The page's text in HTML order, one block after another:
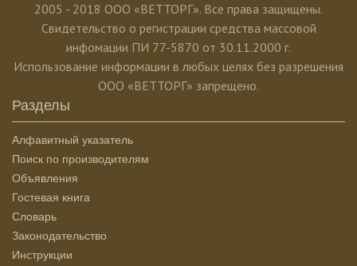
2005 - 2018 ООО «ВЕТТОРГ». Все права защищены.
Свидетельство о регистрации средства массовой
инфомации ПИ 77-5870 от 30.11.2000 г.
Использование информации в любых целях без разрешения
ООО «ВЕТТОРГ» запрещено.
Разделы
Алфавитный указатель
Поиск по производителям
Объявления
Гостевая книга
Словарь
Законодательство
Инструкции